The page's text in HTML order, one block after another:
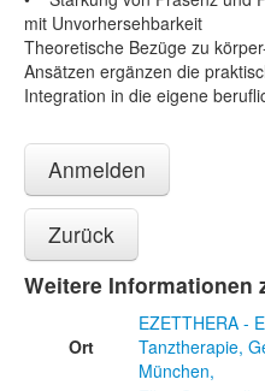
mit Unvorhersehbarkeit
Theoretische Bezüge zu
Ansätzen ergänzen die
Integration in die eigene
Anmelden
Zurück
Weitere Informationen
Ort
EZETTHERA -
Tanztherapie,
München,